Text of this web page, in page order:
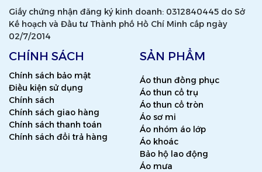
Giấy chứng nhận đăng ký kinh doanh: 0312840445 do Sở
Kế hoạch và Đầu tư Thành phố Hồ Chí Minh cấp ngày
02/7/2014
CHÍNH SÁCH
Chính sách bảo mật
Điều kiện sử dụng
Chính sách
Chính sách giao hàng
Chính sách thanh toán
Chính sách đổi trả hàng
SẢN PHẨM
Áo thun đồng phục
Áo thun cổ trụ
Áo thun cổ tròn
Áo sơ mi
Áo nhóm áo lớp
Áo khoác
Bảo hộ lao động
Áo mưa